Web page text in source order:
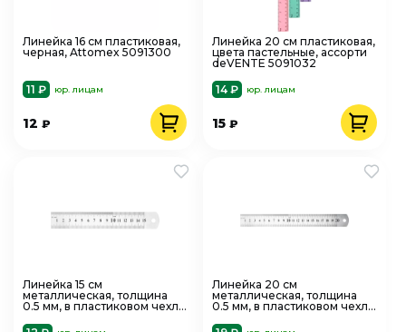
Линейка 16 см пластиковая,
черная, Attomex 5091300
11 ₽ юр. лицам
12 ₽
Линейка 20 см пластиковая,
цвета пастельные, ассорти
deVENTE 5091032
14 ₽
юр. лицам
15₽
Линейка 15 см
металлическая, толщина
0.5 мм, в пластиковом чехле
Линейка 20 см
металлическая, толщина
0.5 мм, в пластиковом чехле